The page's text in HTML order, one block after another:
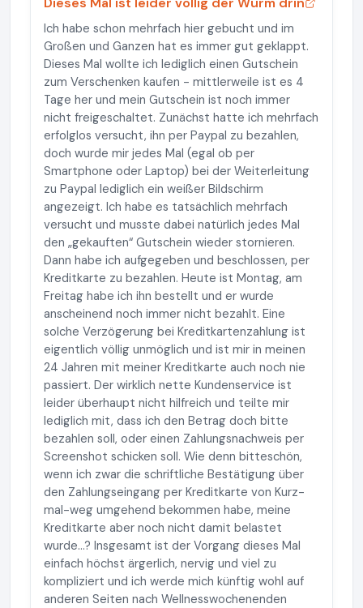
Ich habe schon mehrfach hier gebucht und im
Großen und Ganzen hat es immer gut geklappt.
Dieses Mal wollte ich lediglich einen Gutschein
zum Verschenken kaufen - mittlerweile ist es 4
Tage her und mein Gutschein ist noch immer
nicht freigeschaltet. Zunächst hatte ich mehrfach
erfolglos versucht, ihn per Paypal zu bezahlen,
doch wurde mir jedes Mal (egal ob per
Smartphone oder Laptop) bei der Weiterleitung
zu Paypal lediglich ein weißer Bildschirm
angezeigt. Ich habe es tatsächlich mehrfach
versucht und musste dabei natürlich jedes Mal
den „gekauften“ Gutschein wieder stornieren.
Dann habe ich aufgegeben und beschlossen, per
Kreditkarte zu bezahlen. Heute ist Montag, am
Freitag habe ich ihn bestellt und er wurde
anscheinend noch immer nicht bezahlt. Eine
solche Verzögerung bei Kreditkartenzahlung ist
eigentlich völlig unmöglich und ist mir in meinen
24 Jahren mit meiner Kreditkarte auch noch nie
passiert. Der wirklich nette Kundenservice ist
leider überhaupt nicht hilfreich und teilte mir
lediglich mit, dass ich den Betrag doch bitte
bezahlen soll, oder einen Zahlungsnachweis per
Screenshot schicken soll. Wie denn bitteschön,
wenn ich zwar die schriftliche Bestätigung über
den Zahlungseingang per Kreditkarte von Kurz-
mal-weg umgehend bekommen habe, meine
Kreditkarte aber noch nicht damit belastet
wurde…? Insgesamt ist der Vorgang dieses Mal
einfach höchst ärgerlich, nervig und viel zu
kompliziert und ich werde mich künftig wohl auf
anderen Seiten nach Wellnesswochenenden